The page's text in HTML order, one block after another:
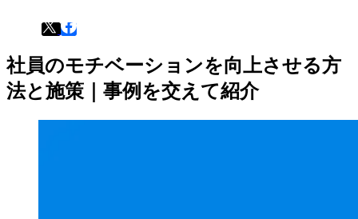
社員のモチベーションを向上させる方
法と施策｜事例を交えて紹介